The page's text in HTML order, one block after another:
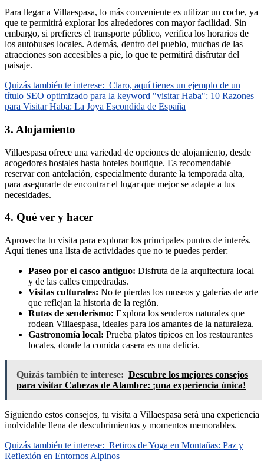
Para llegar a Villaespasa, lo más conveniente es utilizar un coche, ya
que te permitirá explorar los alrededores con mayor facilidad. Sin
embargo, si prefieres el transporte público, verifica los horarios de
los autobuses locales. Además, dentro del pueblo, muchas de las
atracciones son accesibles a pie, lo que te permitirá disfrutar del
paisaje.
Quizás también te interese: Claro, aquí tienes un ejemplo de un
título SEO optimizado para la keyword "visitar Haba": 10 Razones
para Visitar Haba: La Joya Escondida de España
3. Alojamiento
Villaespasa ofrece una variedad de opciones de alojamiento, desde
acogedores hostales hasta hoteles boutique. Es recomendable
reservar con antelación, especialmente durante la temporada alta,
para asegurarte de encontrar el lugar que mejor se adapte a tus
necesidades.
4. Qué ver y hacer
Aprovecha tu visita para explorar los principales puntos de interés.
Aquí tienes una lista de actividades que no te puedes perder:
Paseo por el casco antiguo: Disfruta de la arquitectura local
y de las calles empedradas.
Visitas culturales: No te pierdas los museos y galerías de arte
que reflejan la historia de la región.
Rutas de senderismo: Explora los senderos naturales que
rodean Villaespasa, ideales para los amantes de la naturaleza.
Gastronomía local: Prueba platos típicos en los restaurantes
locales, donde la comida casera es una delicia.
Quizás también te interese: Descubre los mejores consejos
para visitar Cabezas de Alambre: ¡una experiencia única!
Siguiendo estos consejos, tu visita a Villaespasa será una experiencia
inolvidable llena de descubrimientos y momentos memorables.
Quizás también te interese: Retiros de Yoga en Montañas: Paz y
Reflexión en Entornos Alpinos